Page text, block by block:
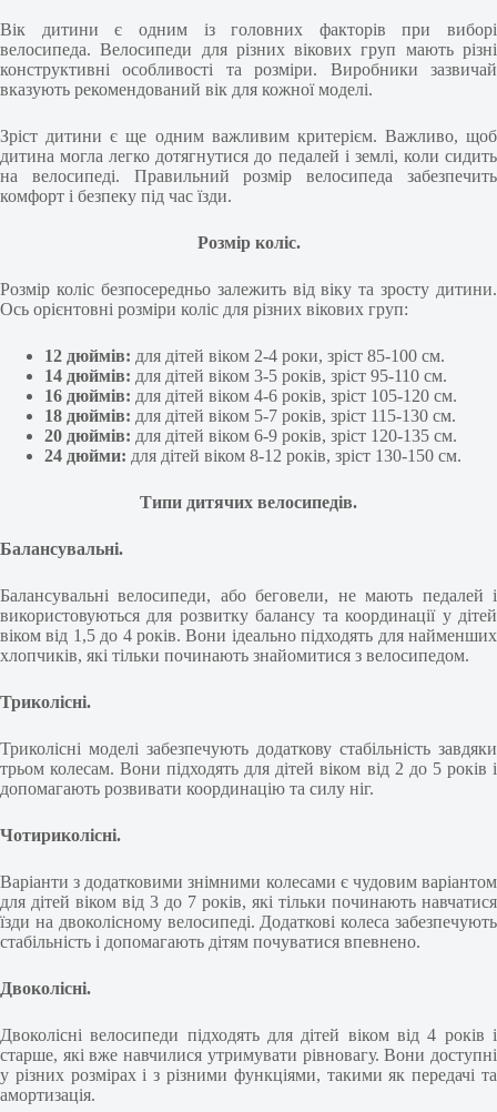
Вік дитини є одним із головних факторів при виборі
велосипеда. Велосипеди для різних вікових груп мають різні
конструктивні особливості та розміри. Виробники зазвичай
вказують рекомендований вік для кожної моделі.
Зріст дитини є ще одним важливим критерієм. Важливо, щоб
дитина могла легко дотягнутися до педалей і землі, коли сидить
на велосипеді. Правильний розмір велосипеда забезпечить
комфорт і безпеку під час їзди.
Розмір коліс.
Розмір коліс безпосередньо залежить від віку та зросту дитини.
Ось орієнтовні розміри коліс для різних вікових груп:
12 дюймів: для дітей віком 2-4 роки, зріст 85-100 см.
14 дюймів: для дітей віком 3-5 років, зріст 95-110 см.
16 дюймів: для дітей віком 4-6 років, зріст 105-120 см.
18 дюймів: для дітей віком 5-7 років, зріст 115-130 см.
20 дюймів: для дітей віком 6-9 років, зріст 120-135 см.
24 дюйми: для дітей віком 8-12 років, зріст 130-150 см.
Типи дитячих велосипедів.
Балансувальні.
Балансувальні велосипеди, або беговели, не мають педалей і
використовуються для розвитку балансу та координації у дітей
віком від 1,5 до 4 років. Вони ідеально підходять для найменших
хлопчиків, які тільки починають знайомитися з велосипедом.
Триколісні.
Триколісні моделі забезпечують додаткову стабільність завдяки
трьом колесам. Вони підходять для дітей віком від 2 до 5 років і
допомагають розвивати координацію та силу ніг.
Чотириколісні.
Варіанти з додатковими знімними колесами є чудовим варіантом
для дітей віком від 3 до 7 років, які тільки починають навчатися
їзди на двоколісному велосипеді. Додаткові колеса забезпечують
стабільність і допомагають дітям почуватися впевнено.
Двоколісні.
Двоколісні велосипеди підходять для дітей віком від 4 років і
старше, які вже навчилися утримувати рівновагу. Вони доступні
у різних розмірах і з різними функціями, такими як передачі та
амортизація.